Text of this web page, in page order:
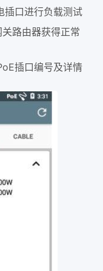
插口进行负载测试
路由器获得正常
插口编号及详情